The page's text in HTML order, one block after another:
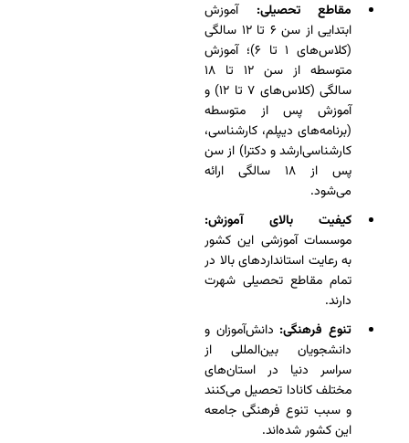
مقاطع تحصیلی:آموزش
ابتدایی از سن ۶ تا ۱۲ سالگی
(کلاس‌های ۱ تا ۶)؛ آموزش
متوسطه از سن ۱۲ تا ۱۸
سالگی (کلاس‌های ۷ تا ۱۲) و
آموزش پس از متوسطه
(برنامه‌های دیپلم، کارشناسی،
کارشناسی‌ارشد و دکترا) از سن
پس از ۱۸ سالگی ارائه
می‌شود.
کیفیت بالای آموزش:‌
موسسات آموزشی این کشور
به رعایت استانداردهای بالا در
تمام مقاطع تحصیلی شهرت
دارند.
تنوع فرهنگی: دانش‌آموزان و
دانشجویان بین‌المللی از
سراسر دنیا در استان‌های
مختلف کانادا تحصیل می‌کنند
و سبب تنوع فرهنگی جامعه
این کشور شده‌اند.